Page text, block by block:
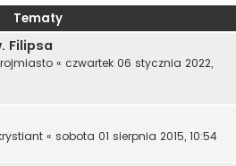
Tematy
Filipsa
« czwartek 06 stycznia 2022,
« sobota 01 sierpnia 2015, 10:54